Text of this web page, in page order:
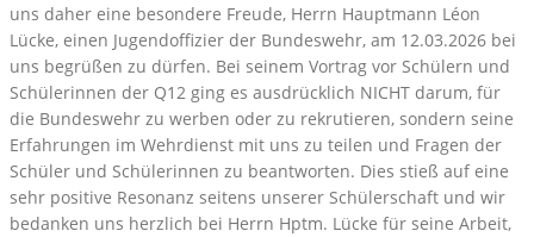
uns daher eine besondere Freude, Herrn Hauptmann Léon
Lücke, einen Jugendoffizier der Bundeswehr, am 12.03.2026 bei
uns begrüßen zu dürfen. Bei seinem Vortrag vor Schülern und
Schülerinnen der Q12 ging es ausdrücklich NICHT darum, für
die Bundeswehr zu werben oder zu rekrutieren, sondern seine
Erfahrungen im Wehrdienst mit uns zu teilen und Fragen der
Schüler und Schülerinnen zu beantworten. Dies stieß auf eine
sehr positive Resonanz seitens unserer Schülerschaft und wir
bedanken uns herzlich bei Herrn Hptm. Lücke für seine Arbeit,